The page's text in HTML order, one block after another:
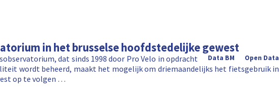
in het brusselse hoofdstedelijke gewest
Open Data
Data BM
dat sinds 1998 door Pro Velo in opdracht
wordt beheerd, maakt het mogelijk om driemaandelijks het fietsgebruik in
op te volgen …